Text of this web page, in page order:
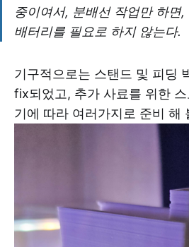
중이여서, 분배선 작업만 하면
배터리를 필요로 하지 않는다.
기구적으로는 스탠드 및 피딩
fix되었고, 추가 사료를 위한
기에 따라 여러가지로 준비 해